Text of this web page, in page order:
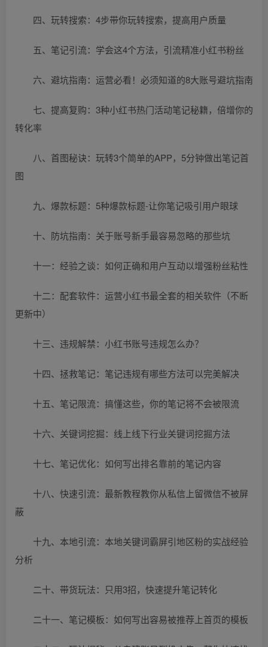
四、玩转搜索：4步带你玩转搜索，提高用户质量
五、笔记引流：学会这4个方法，引流精准小红书粉丝
六、避坑指南：运营必看！必须知道的8大账号避坑指南
七、提高复购：3种小红书热门活动笔记秘籍，倍增你的
转化率
八、首图秘诀：玩转3个简单的APP，5分钟做出笔记首
图
九、爆款标题：5种爆款标题-让你笔记吸引用户眼球
十、防坑指南：关于账号新手最容易忽略的那些坑
十一：经验之谈：如何正确和用户互动以增强粉丝粘性
十二：配套软件：运营小红书最全套的相关软件（不断
更新中）
十三、违规解禁：小红书账号违规怎么办？
十四、拯救笔记：笔记违规有哪些方法可以完美解决
十五、笔记限流：搞懂这些，你的笔记将不会被限流
十六、关键词挖掘：线上线下行业关键词挖掘方法
十七、笔记优化：如何写出排名靠前的笔记内容
十八、快速引流：最新教程教你从私信上留微信不被屏
蔽
十九、本地引流：本地关键词霸屏引地区粉的实战经验
分析
二十、带货玩法：只用3招，快速提升笔记转化
二十一、笔记模板：如何写出容易被推荐上首页的模板